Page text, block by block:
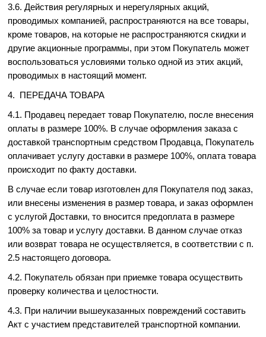
3.6. Действия регулярных и нерегулярных акций,
проводимых компанией, распространяются на все товары,
кроме товаров, на которые не распространяются скидки и
другие акционные программы, при этом Покупатель может
воспользоваться условиями только одной из этих акций,
проводимых в настоящий момент.
4. ПЕРЕДАЧА ТОВАРА
4.1. Продавец передает товар Покупателю, после внесения
оплаты в размере 100%. В случае оформления заказа с
доставкой транспортным средством Продавца, Покупатель
оплачивает услугу доставки в размере 100%, оплата товара
происходит по факту доставки.
В случае если товар изготовлен для Покупателя под заказ,
или внесены изменения в размер товара, и заказ оформлен
с услугой Доставки, то вносится предоплата в размере
100% за товар и услугу доставки. В данном случае отказ
или возврат товара не осуществляется, в соответствии с п.
2.5 настоящего договора.
4.2. Покупатель обязан при приемке товара осуществить
проверку количества и целостности.
4.3. При наличии вышеуказанных повреждений составить
Акт с участием представителей транспортной компании.